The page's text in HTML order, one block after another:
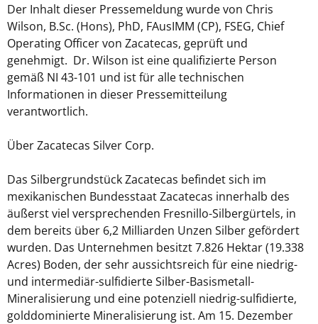
Der Inhalt dieser Pressemeldung wurde von Chris
Wilson, B.Sc. (Hons), PhD, FAusIMM (CP), FSEG, Chief
Operating Officer von Zacatecas, geprüft und
genehmigt. Dr. Wilson ist eine qualifizierte Person
gemäß NI 43-101 und ist für alle technischen
Informationen in dieser Pressemitteilung
verantwortlich.
Über Zacatecas Silver Corp.
Das Silbergrundstück Zacatecas befindet sich im
mexikanischen Bundesstaat Zacatecas innerhalb des
äußerst viel versprechenden Fresnillo-Silbergürtels, in
dem bereits über 6,2 Milliarden Unzen Silber gefördert
wurden. Das Unternehmen besitzt 7.826 Hektar (19.338
Acres) Boden, der sehr aussichtsreich für eine niedrig-
und intermediär-sulfidierte Silber-Basismetall-
Mineralisierung und eine potenziell niedrig-sulfidierte,
golddominierte Mineralisierung ist. Am 15. Dezember